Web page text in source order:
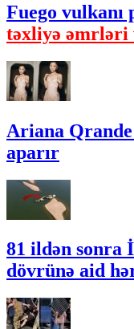
Fuego vulkanı
təxliyə
Ariana
aparır
81 ildən sonra
dövrünə aid